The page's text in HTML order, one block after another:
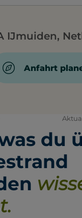
IJmuiden,
Anfahrt
du